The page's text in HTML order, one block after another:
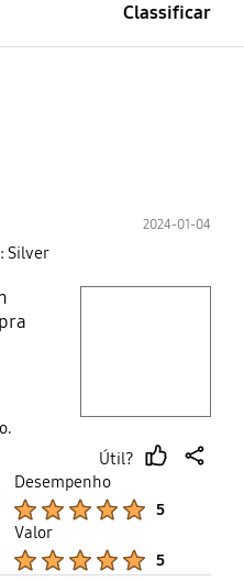
Classificar
2024-01-04
Silver
Útil?
up
Desempenho
5
Valor
5